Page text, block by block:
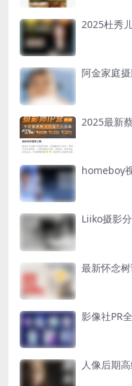
2025杜秀
阿金家庭
2025最新
homeboy
Liiko摄影
最新怀念
影像社PR
人像后期